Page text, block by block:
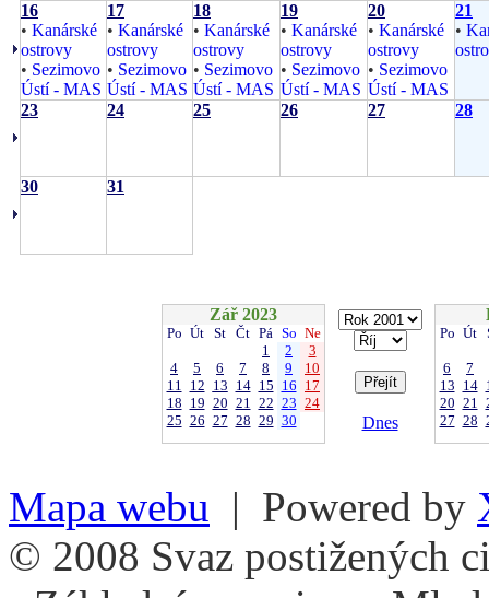
16
• Kanárské
ostrovy
• Sezimovo
Ústí - MAS
17
• Kanárské
ostrovy
• Sezimovo
Ústí - MAS
18
• Kanárské
ostrovy
• Sezimovo
Ústí - MAS
19
• Kanárské
ostrovy
• Sezimovo
Ústí - MAS
20
• Kanárské
ostrovy
• Sezimovo
Ústí - MAS
21
•
23 24 25 26 27 28
30 31
Zář 2023
Po Út St Čt Pá So Ne
1
2
3
4
5 6 7 8 9
10
11 12 13 14 15 16 17
18 19 20 21 22 23 24
25 26 27 28 29 30 Dnes
Po Út
6
7
13 14
20 21
27 28
Mapa webu | Powered by
© 2008 Svaz postižených